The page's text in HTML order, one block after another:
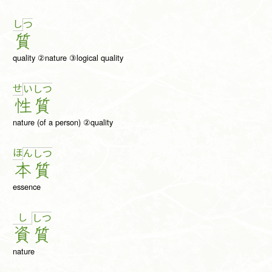
しつ
質
quality ②nature ③logical quality
せ い
性
しつ
質
nature (of a person) ②quality
ほん
本
しつ
質
essence
し
資
しつ
質
nature